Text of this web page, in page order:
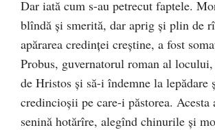
Dar iată cum s-au petrecut faptele.
blîndă şi smerită, dar aprig şi plin de
apărarea credinţei creştine, a fost
Probus, guvernatorul roman al locului,
de Hristos şi să-i îndemne la lepădare
credincioşii pe care-i păstorea. Acesta
senină hotărîre, alegînd chinurile şi